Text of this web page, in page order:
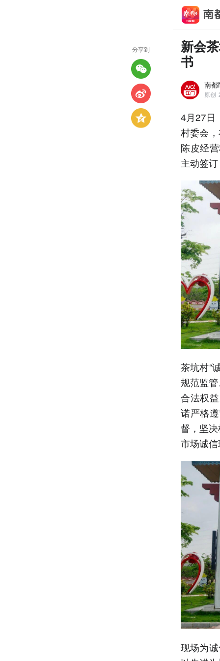
新会
书
南都
原创
4月27日
村委会
陈皮经
主动签
茶坑村“
规范监
合法权
诺严格
督，坚
市场诚
现场为
分享到